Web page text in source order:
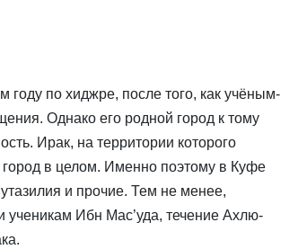
по хиджре, после того, как учёным-
Однако его родной город к тому
Ирак, на территории которого
город в целом. Именно поэтому в Куфе
и прочие. Тем не менее,
ученикам Ибн Мас’уда, течение Ахлю-